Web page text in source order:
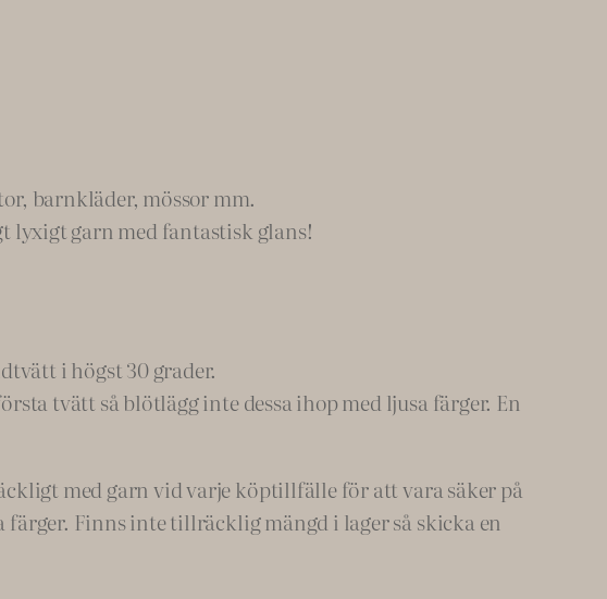
barnkläder, mössor mm.
lyxigt garn med fantastisk glans!
i högst 30 grader.
tvätt så blötlägg inte dessa ihop med ljusa färger. En
med garn vid varje köptillfälle för att vara säker på
Finns inte tillräcklig mängd i lager så skicka en